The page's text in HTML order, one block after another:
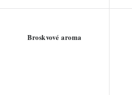
Broskvové aroma